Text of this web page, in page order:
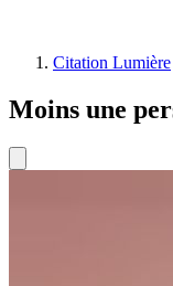
Citation Lumière
Moins une